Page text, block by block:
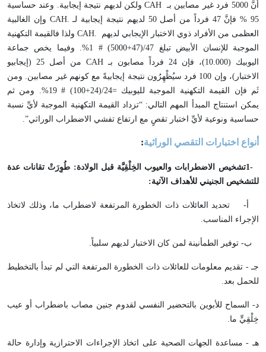
أنَّ 5000 فرد غير مصابين بـ
CAH ولكن لديهم نتيجة إيجابية. وعند حساسية
95 % فإنَّ 47 فرداً من أصل 50 لديهم نتيجة إيجابية لـ
CAH. وإن الغالبية
العظمى من الأفراد ذوي الاختبار الإيجابي لديهم
CAH. ولذا فالقيمة التكهنية
الموجبة للإنسان الأبيض تبلغ 47/(47+5000) # 1%. وفيما يخص جماعة
اليوبيك (10.000)، فإن 24 فرداً مصابون بـ
CAH
من أصل 25 (إيجابيو
الاختبار)، وإن 100 فرد سيُظْهِرُون نتيجة إيجابيةً مع كونهم غير مصابين. ومن
ثَم فإن القيمة التكهنية الموجبة لليوبيك =24/(24+100) # 19%. ومن ثم
يمكن استنتاج المبدأ المهم التالي: “تزداد القيمة التكهنية الموجبة لأيِّ نسبة
حساسية ونوعية لأيِّ اختبار تقصٍ مع ارتفاع تفشي الاضطراب الوراثي”
.
أنواع اختبارات التقصي الوراثية:
1-تشخيص الاضطرابات والعيوب الخِلْقِيَّة قبل الولادة: طُوِرَتْ تقانات عدة
للتشخيص الجنيني للأهداف الآتية:
أ-
تحديد العائلات ذات الخطورة المرتفعة لاضطراب ما، وذلك لاتخاذ
الإجراء المناسب.
ب- توفير الطمأنينة لمن كان الاختبار لديهم سلبياً.
جـ - تقديم معلومات للعائلات ذات الخطورة المرتفعة التي لم تبدأ بالتخطيط
للحمل بعد.
د- السماح للأبوين بالتحضير النفسي لقدوم جنين مصاب باضطراب أو عيب
خِلْقِيٍّ ما.
هـ - مساعدة الجهات الصحية على اتخاذ الإجراءات الاحترازية وإدارة حالة